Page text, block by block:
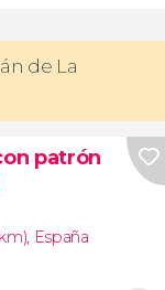
de La
patrón
, España